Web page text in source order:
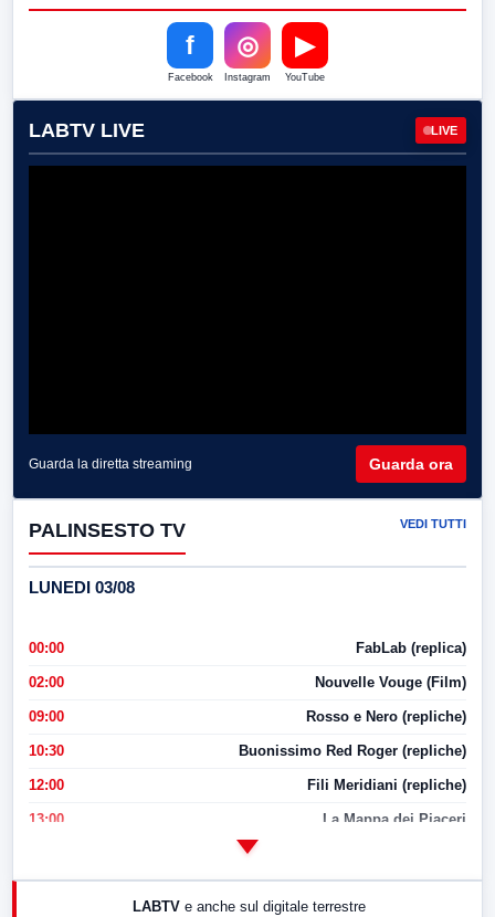
f
Facebook
◎
Instagram
▶
YouTube
LABTV LIVE LIVE
Guarda la diretta streaming Guarda ora
PALINSESTO TV VEDI TUTTI
LUNEDI 03/08
00:00 FabLab (replica)
02:00 Nouvelle Vouge (Film)
09:00 Rosso e Nero (repliche)
10:30 Buonissimo Red Roger (repliche)
12:00 Fili Meridiani (repliche)
13:00 La Mappa dei Piaceri
LABTV e anche sul digitale terrestre